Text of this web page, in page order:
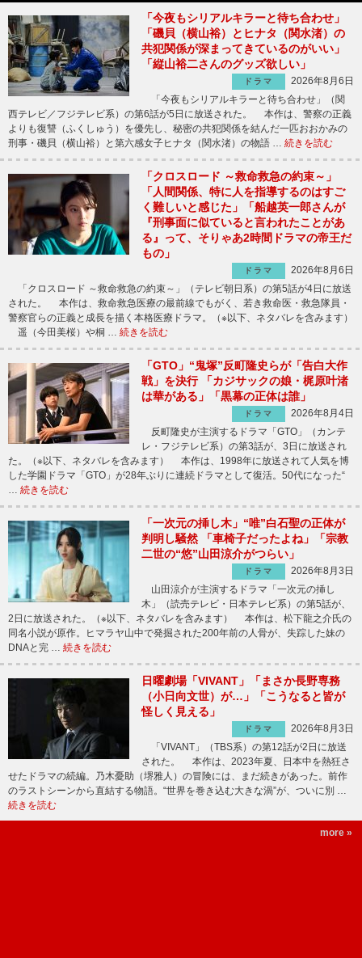
「今夜もシリアルキラーと待ち合わせ」
「磯貝（横山裕）とヒナタ（関水渚）の
共犯関係が深まってきているのがいい」
「縦山裕二さんのグッズ欲しい」
ドラマ
2026年8月6日
「今夜もシリアルキラーと待ち合わせ」（関
西テレビ／フジテレビ系）の第6話が5日に放送された。 本作は、警察の正義
よりも復讐（ふくしゅう）を優先し、秘密の共犯関係を結んだ一匹おおかみの
刑事・磯貝（横山裕）と第六感女子ヒナタ（関水渚）の物語 … 続きを読む
「クロスロード ～救命救急の約束～」
「人間関係、特に人を指導するのはすご
く難しいと感じた」「船越英一郎さんが
『刑事面に似ていると言われたことがあ
る』って、そりゃあ2時間ドラマの帝王だ
もの」
ドラマ
2026年8月6日
「クロスロード ～救命救急の約束～」（テレビ朝日系）の第5話が4日に放送
された。 本作は、救命救急医療の最前線でもがく、若き救命医・救急隊員・
警察官らの正義と成長を描く本格医療ドラマ。（※以下、ネタバレを含みます）
遥（今田美桜）や桐 … 続きを読む
「GTO」“鬼塚”反町隆史らが「告白大作
戦」を決行 「カジサックの娘・梶原叶渚
は華がある」「黒幕の正体は誰」
ドラマ
2026年8月4日
反町隆史が主演するドラマ「GTO」（カンテ
レ・フジテレビ系）の第3話が、3日に放送され
た。（※以下、ネタバレを含みます） 本作は、1998年に放送されて人気を博
した学園ドラマ「GTO」が28年ぶりに連続ドラマとして復活。50代になった“
続きを読む
「一次元の挿し木」“唯”白石聖の正体が
判明し騒然 「車椅子だったよね」「宗教
二世の“悠”山田涼介がつらい」
ドラマ
2026年8月3日
山田涼介が主演するドラマ「一次元の挿し
木」（読売テレビ・日本テレビ系）の第5話が、
2日に放送された。（※以下、ネタバレを含みます） 本作は、松下龍之介氏の
同名小説が原作。ヒマラヤ山中で発掘された200年前の人骨が、失踪した妹の
DNAと完 … 続きを読む
日曜劇場「VIVANT」「まさか長野専務
（小日向文世）が…」「こうなると皆が
怪しく見える」
ドラマ
2026年8月3日
「VIVANT」（TBS系）の第12話が2日に放送
された。 本作は、2023年夏、日本中を熱狂さ
せたドラマの続編。乃木憂助（堺雅人）の冒険には、まだ続きがあった。前作
のラストシーンから直結する物語。“世界を巻き込む大きな渦”が、ついに別 …
続きを読む
more »